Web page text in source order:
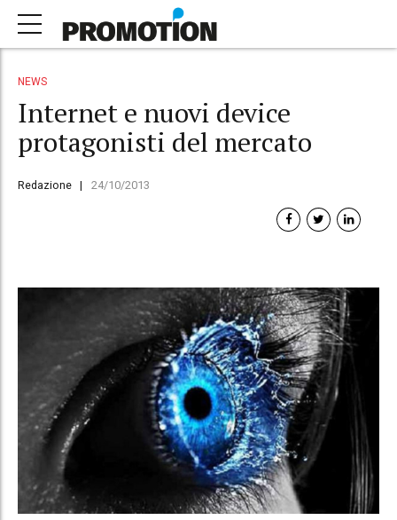
NEWS
Internet e nuovi device
protagonisti del mercato
Redazione 24/10/2013